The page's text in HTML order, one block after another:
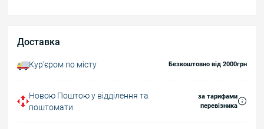
Доставка
Курʼєром по місту Безкоштовно від 2000грн
Новою Поштою у відділення та
поштомати
за тарифами
перевізника